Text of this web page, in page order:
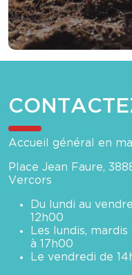
Accueil général en
Place Jean Faure,
Vercors
Du lundi au
12h00
Les lundis,
à 17h00
Le vendredi de